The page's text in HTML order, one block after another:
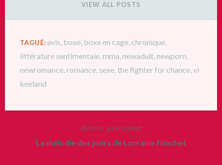
VIEW ALL POSTS
TAGUÉ: avis, boxe, boxe en cage,chronique,
littérature sentimentale,mma,newadult,newporn,
newromance,romance, sexe,the fighter for chance,vi
keeland
Article précédent
La mélodie des jours de Lorraine Fouchet